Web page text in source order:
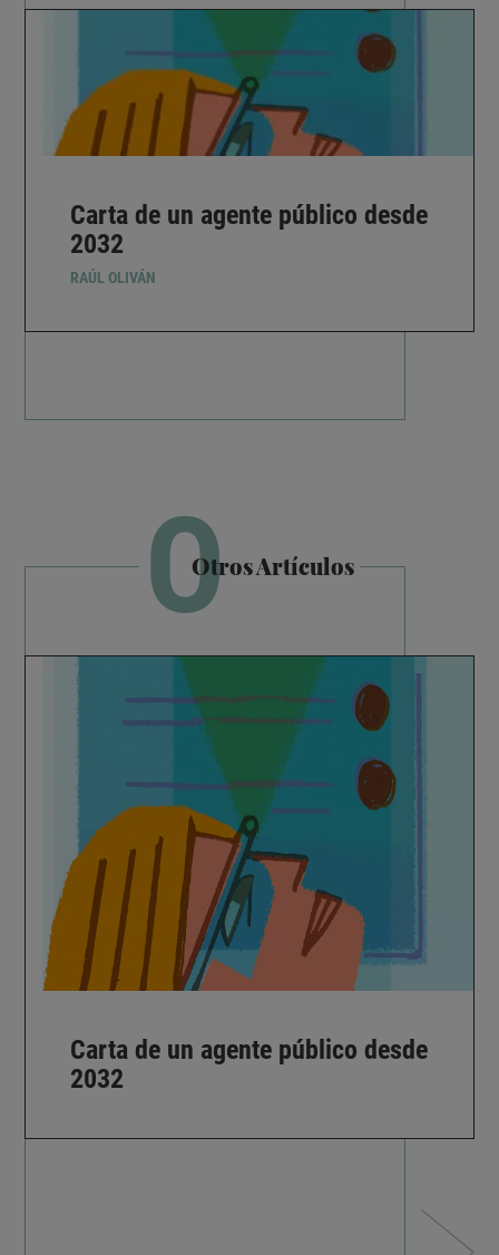
Carta de un agente público desde
2032
RAÚL OLIVÁN
OOtros Artículos
Carta de un agente público desde
2032